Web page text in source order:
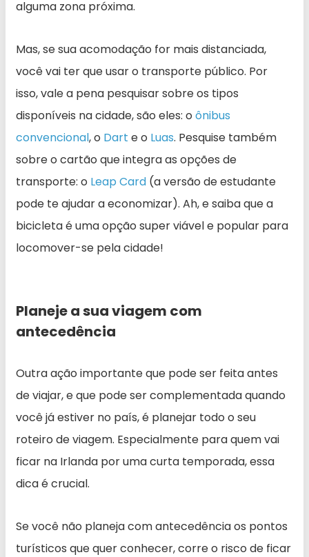
alguma zona próxima.
Mas, se sua acomodação for mais distanciada,
você vai ter que usar o transporte público. Por
isso, vale a pena pesquisar sobre os tipos
disponíveis na cidade, são eles: o ônibus
convencional, o Dart e o Luas. Pesquise também
sobre o cartão que integra as opções de
transporte: o Leap Card (a versão de estudante
pode te ajudar a economizar). Ah, e saiba que a
bicicleta é uma opção super viável e popular para
locomover-se pela cidade!
Planeje a sua viagem com
antecedência
Outra ação importante que pode ser feita antes
de viajar, e que pode ser complementada quando
você já estiver no país, é planejar todo o seu
roteiro de viagem. Especialmente para quem vai
ficar na Irlanda por uma curta temporada, essa
dica é crucial.
Se você não planeja com antecedência os pontos
turísticos que quer conhecer, corre o risco de ficar